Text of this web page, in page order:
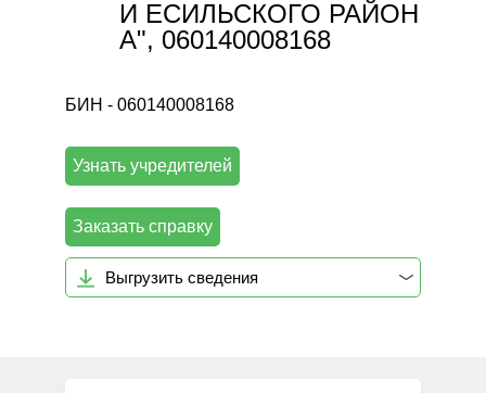
И ЕСИЛЬСКОГО РАЙОН
А", 060140008168
БИН - 060140008168
Узнать учредителей
Заказать справку
Выгрузить сведения